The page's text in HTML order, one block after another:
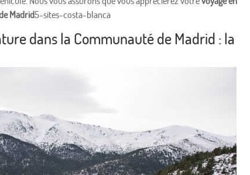
Madrid5-sites-costa-blanca
dans la Communauté de Madrid : la